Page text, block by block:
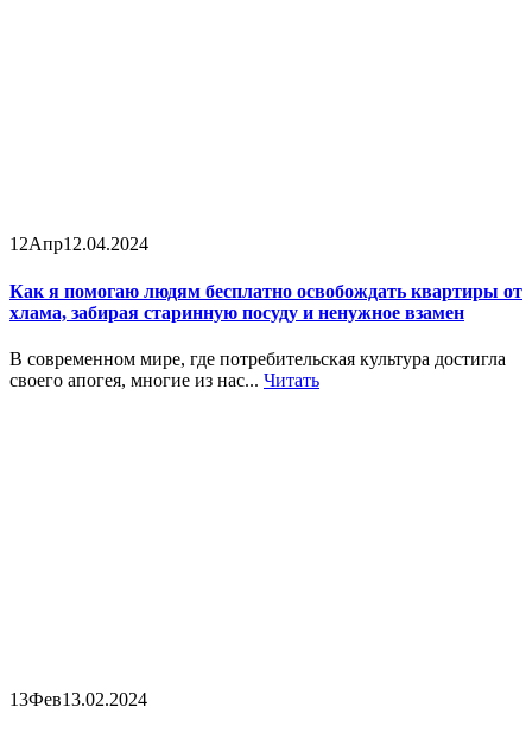
12Апр12.04.2024
Как я помогаю людям бесплатно освобождать квартиры от
хлама, забирая старинную посуду и ненужное взамен
В современном мире, где потребительская культура достигла
своего апогея, многие из нас... Читать
13Фев13.02.2024